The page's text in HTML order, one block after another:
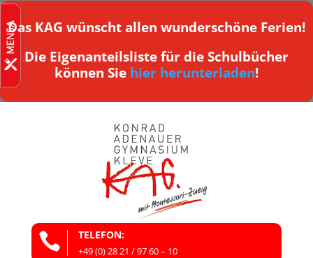
Das KAG wünscht allen wunderschöne Ferien!
Die Eigenanteilsliste für die Schulbücher
können Sie hier herunterladen!
 TELEFON:
+49 (0) 28 21 / 97 60 – 10